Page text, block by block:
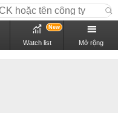
Watch list
New
Mở rộng